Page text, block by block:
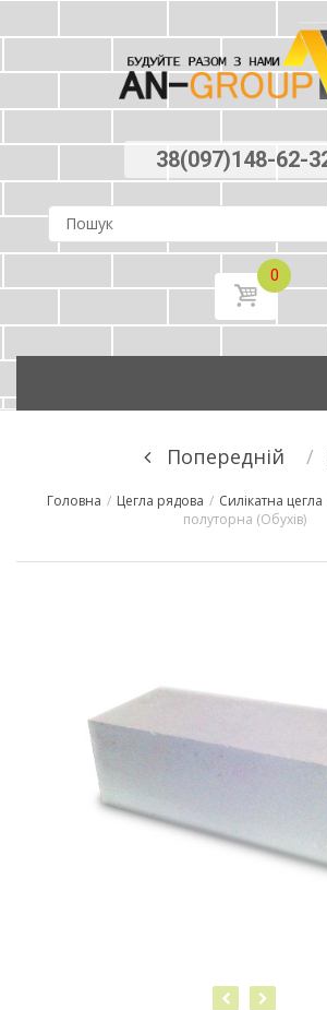
38(097)148-62-
0
Skip
content
Post
Попереднiй
Головна / Цегла рядова / Силікатна цегла
полуторна (Обухів)